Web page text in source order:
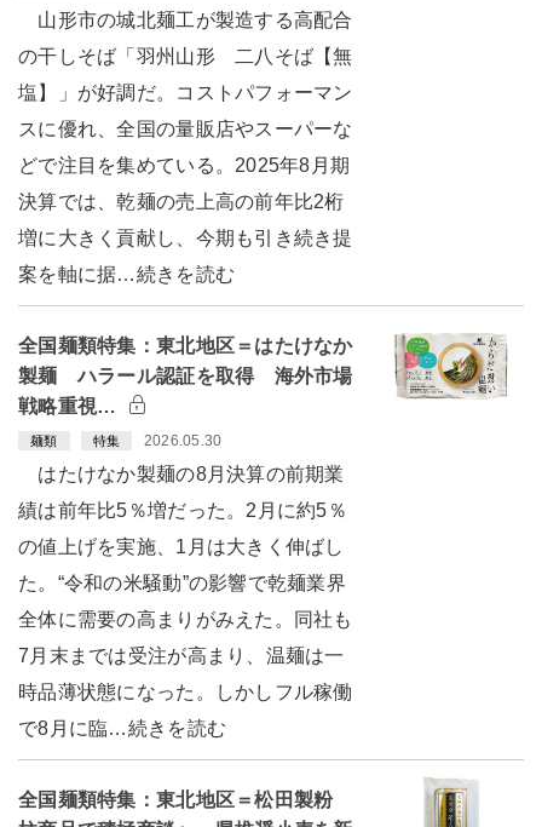
山形市の城北麺工が製造する高配合
の干しそば「羽州山形 二八そば【無
塩】」が好調だ。コストパフォーマン
スに優れ、全国の量販店やスーパーな
どで注目を集めている。2025年8月期
決算では、乾麺の売上高の前年比2桁
増に大きく貢献し、今期も引き続き提
案を軸に据…続きを読む
全国麺類特集：東北地区＝はたけなか
製麺 ハラール認証を取得 海外市場
戦略重視…
麺類 特集 2026.05.30
はたけなか製麺の8月決算の前期業
績は前年比5％増だった。2月に約5％
の値上げを実施、1月は大きく伸ばし
た。“令和の米騒動”の影響で乾麺業界
全体に需要の高まりがみえた。同社も
7月末までは受注が高まり、温麺は一
時品薄状態になった。しかしフル稼働
で8月に臨…続きを読む
全国麺類特集：東北地区＝松田製粉